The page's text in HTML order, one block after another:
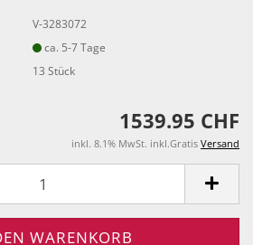
V-3283072
ca. 5-7 Tage
13Stück
1539.95 CHF
inkl. 8.1% MwSt. inkl.Gratis Versand